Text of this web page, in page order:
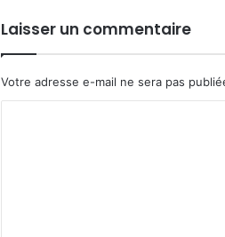
Laisser un commentaire
Votre adresse e-mail ne sera pas